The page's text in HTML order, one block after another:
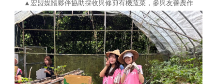
▲宏盟媒體夥伴協助採收與修剪有機蔬菜，參與友善農作